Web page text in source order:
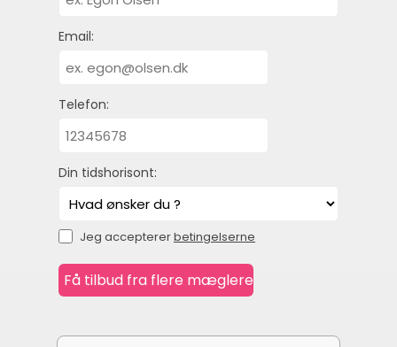
Email:
Telefon:
Din tidshorisont:
Jeg acceptererbetingelserne